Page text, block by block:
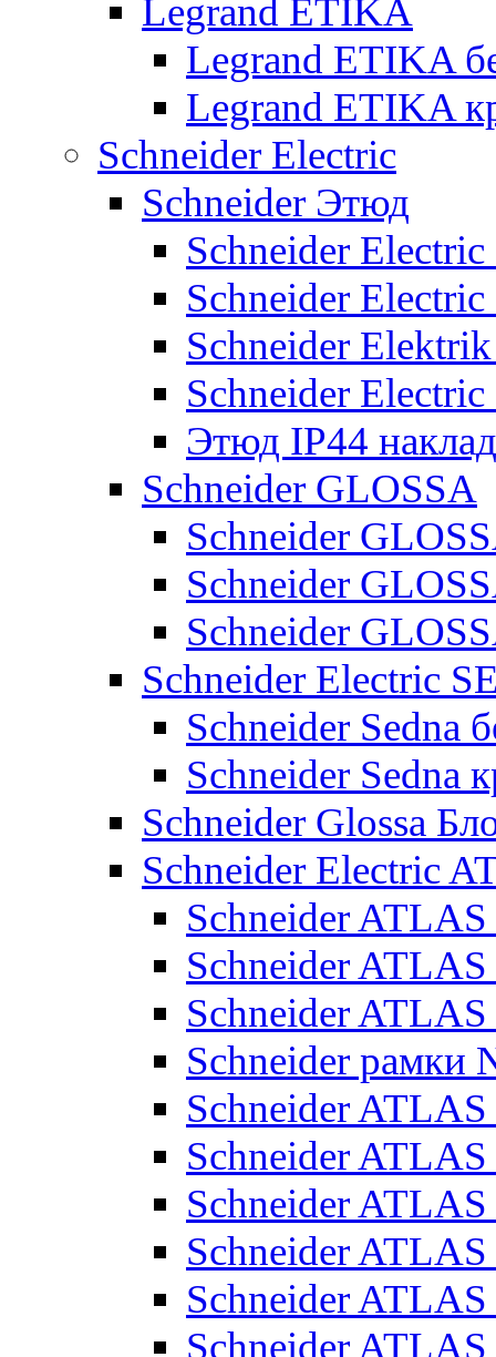
Legrand ETIKA
Legrand ETIKA
Legrand ETIKA
Schneider Electric
Schneider Этюд
Schneider
Schneider
Schneider
Schneider
Этюд IP44
Schneider GLOSSA
Schneider
Schneider
Schneider
Schneider Electric
Schneider Sedna
Schneider Sedna
Schneider Glossa
Schneider Electric
Schneider
Schneider
Schneider
Schneider рамки
Schneider
Schneider
Schneider
Schneider
Schneider
Schneider